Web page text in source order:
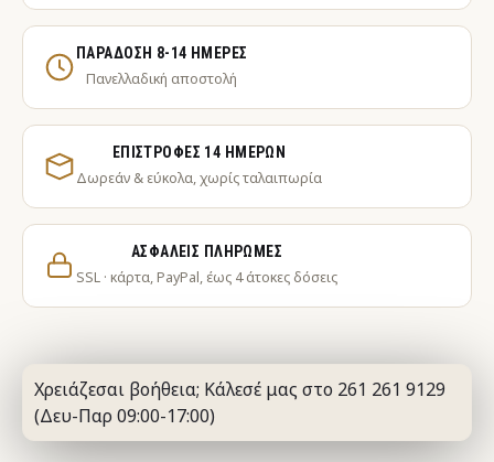
ΠΑΡΆΔΟΣΗ 8-14 ΗΜΈΡΕΣ
Πανελλαδική αποστολή
ΕΠΙΣΤΡΟΦΈΣ 14 ΗΜΕΡΏΝ
Δωρεάν & εύκολα, χωρίς ταλαιπωρία
ΑΣΦΑΛΕΊΣ ΠΛΗΡΩΜΈΣ
SSL · κάρτα, PayPal, έως 4 άτοκες δόσεις
Χρειάζεσαι βοήθεια; Κάλεσέ μας στο 261 261 9129
(Δευ-Παρ 09:00-17:00)